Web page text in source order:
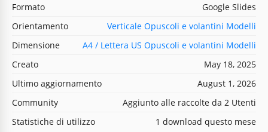
Formato
Google Slides
Orientamento
Verticale Opuscoli e volantini Modelli
Dimensione
A4 / Lettera US Opuscoli e volantini Modelli
Creato
May 18, 2025
Ultimo aggiornamento
August 1, 2026
Community
Aggiunto alle raccolte da 2 Utenti
Statistiche di utilizzo
1 download questo mese